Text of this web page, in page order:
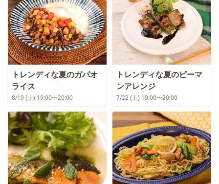
トレンディな夏のガパオ
ライス
8/19 (土) 19:00〜20:00
トレンディな夏のピーマ
ンアレンジ
7/22 (土) 19:00〜20:00